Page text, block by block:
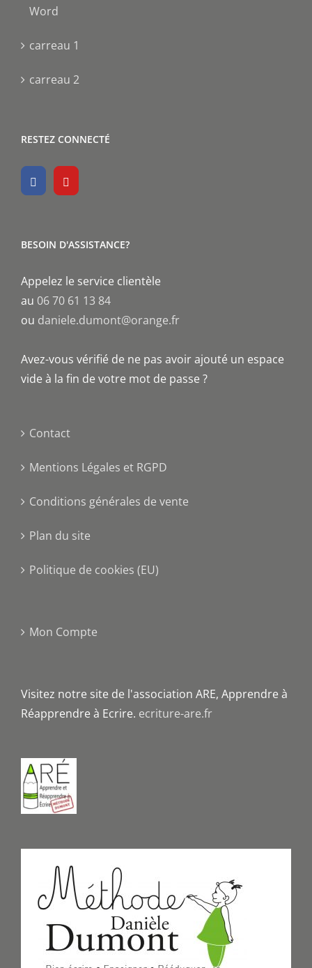
Word
carreau 1
carreau 2
RESTEZ CONNECTÉ
BESOIN D'ASSISTANCE?
Appelez le service clientèle
au 06 70 61 13 84
ou daniele.dumont@orange.fr
Avez-vous vérifié de ne pas avoir ajouté un espace
vide à la fin de votre mot de passe ?
Contact
Mentions Légales et RGPD
Conditions générales de vente
Plan du site
Politique de cookies (EU)
Mon Compte
Visitez notre site de l'association ARE, Apprendre à
Réapprendre à Ecrire. ecriture-are.fr